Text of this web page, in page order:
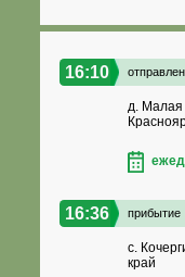
16:10
д. Малая
16:36 прибытие
с.
край